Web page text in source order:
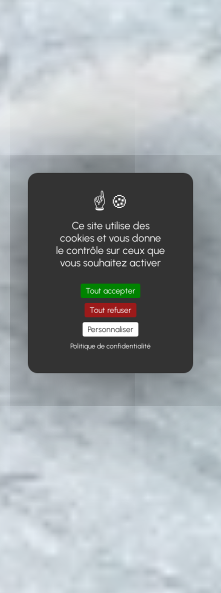
Ce site utilise des
cookies et vous donne
le contrôle sur ceux que
vous souhaitez activer
Tout accepter
Tout refuser
Personnaliser
Politique de confidentialité